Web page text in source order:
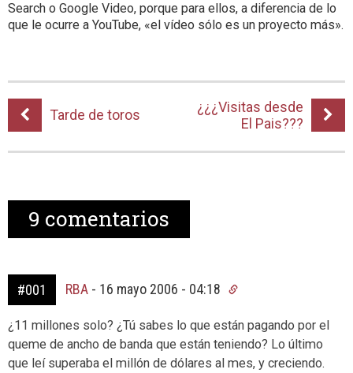
Search o Google Video, porque para ellos, a diferencia de lo
que le ocurre a YouTube, «el vídeo sólo es un proyecto más».
Tarde de toros
¿¿¿Visitas desde
El Pais???
9 comentarios
#001 RBA - 16 mayo 2006 - 04:18
¿11 millones solo? ¿Tú sabes lo que están pagando por el
queme de ancho de banda que están teniendo? Lo último
que leí superaba el millón de dólares al mes, y creciendo.